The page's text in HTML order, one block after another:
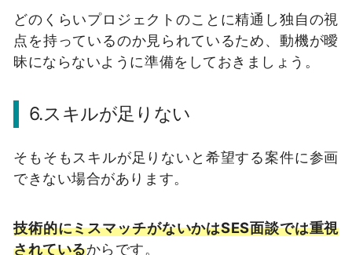
どのくらいプロジェクトのことに精通し独自の視
点を持っているのか見られているため、動機が曖
昧にならないように準備をしておきましょう。
6.スキルが足りない
そもそもスキルが足りないと希望する案件に参画
できない場合があります。
技術的にミスマッチがないかはSES面談では重視
されているからです。